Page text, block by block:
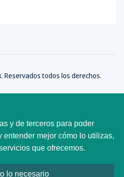
Reservados todos los derechos.
y de terceros para poder
entender mejor cómo lo utilizas,
que ofrecemos.
lo necesario